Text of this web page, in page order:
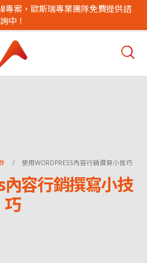
專案，歐斯瑞專業團隊免費提供諮
詢中！
使用WORDPRESS內容行銷撰寫小技巧
容行銷撰寫小技
巧